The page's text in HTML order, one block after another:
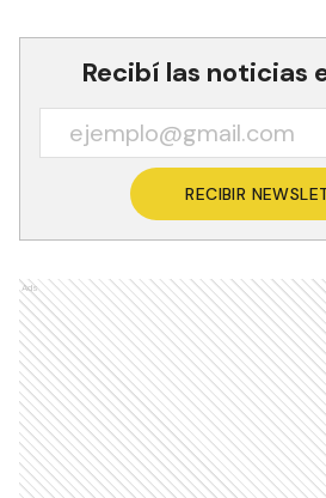
Recibí las noticias
RECIBIR
Ads